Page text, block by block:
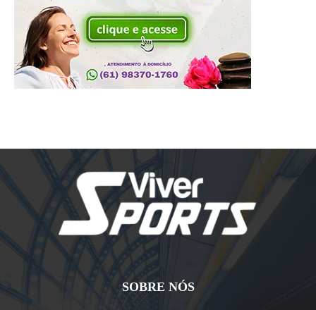
SOBRE NÓS